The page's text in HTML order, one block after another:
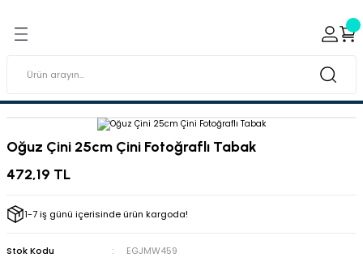
Porselen Boyaları (Toz
Boyaları
Tabaklar
Oğuz Çini 25cm Çini Fotoğraflı Tabak
472,19 TL
1-7 iş günü içerisinde ürün kargoda!
Stok Kodu
EGJMW459